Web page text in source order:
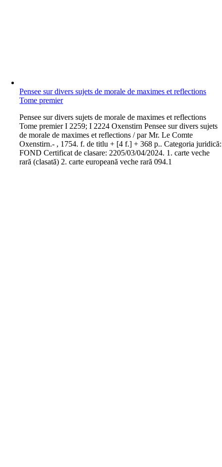
Pensee sur divers sujets de morale de maximes et reflections
Tome premier
Pensee sur divers sujets de morale de maximes et reflections
Tome premier I 2259; I 2224 Oxenstirn Pensee sur divers sujets
de morale de maximes et reflections / par Mr. Le Comte
Oxenstirn.- , 1754. f. de titlu + [4 f.] + 368 p.. Categoria juridică:
FOND Certificat de clasare: 2205/03/04/2024. 1. carte veche
rară (clasată) 2. carte europeană veche rară 094.1